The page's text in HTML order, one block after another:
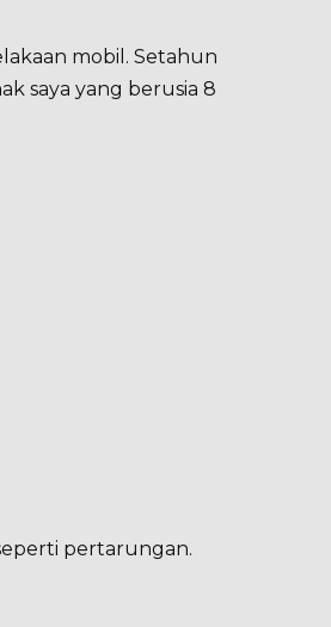
mobil. Setahun
saya yang berusia 8
pertarungan.